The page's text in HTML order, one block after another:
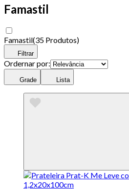
Famastil
Famastil(35 Produtos)
Filtrar
Ordernar por:
Grade Lista